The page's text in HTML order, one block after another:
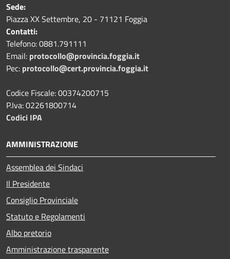
Sede:
Piazza XX Settembre, 20 - 71121 Foggia
Contatti:
Telefono: 0881.791111
Email: protocollo@provincia.foggia.it
Pec: protocollo@cert.provincia.foggia.it
Codice Fiscale: 00374200715
P.Iva: 02261800714
Codici IPA
AMMINISTRAZIONE
Assemblea dei Sindaci
Il Presidente
Consiglio Provinciale
Statuto e Regolamenti
Albo pretorio
Amministrazione trasparente